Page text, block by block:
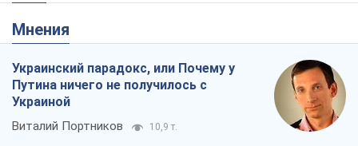
Мнения
Украинский парадокс, или Почему у
Путина ничего не получилось с
Украиной
Виталий Портников 10,9 т.